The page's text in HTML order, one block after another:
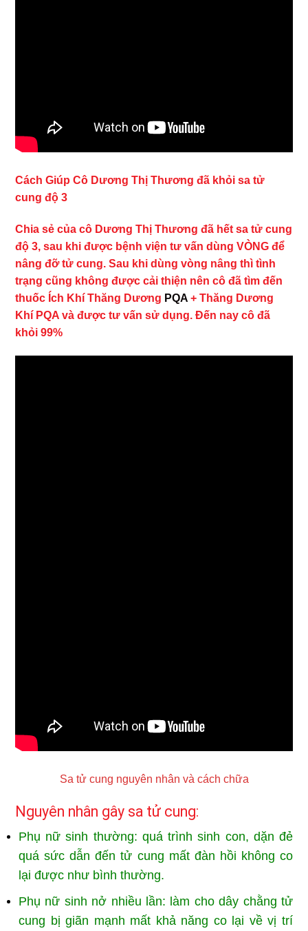
Cách Giúp Cô Dương Thị Thương đã khỏi sa tử
cung độ 3
Chia sẻ của cô Dương Thị Thương đã hết sa tử cung
độ 3, sau khi được bệnh viện tư vấn dùng VÒNG để
nâng đỡ tử cung. Sau khi dùng vòng nâng thì tình
trạng cũng không được cải thiện nên cô đã tìm đến
thuốc Ích Khí Thăng Dương PQA + Thăng Dương
Khí PQA và được tư vấn sử dụng. Đến nay cô đã
khỏi 99%
Sa tử cung nguyên nhân và cách chữa
Nguyên nhân gây sa tử cung:
Phụ nữ sinh thường: quá trình sinh con, dặn đẻ
quá sức dẫn đến tử cung mất đàn hồi không co
lại được như bình thường.
Phụ nữ sinh nở nhiều lần: làm cho dây chằng tử
cung bị giãn mạnh mất khả năng co lại về vị trí